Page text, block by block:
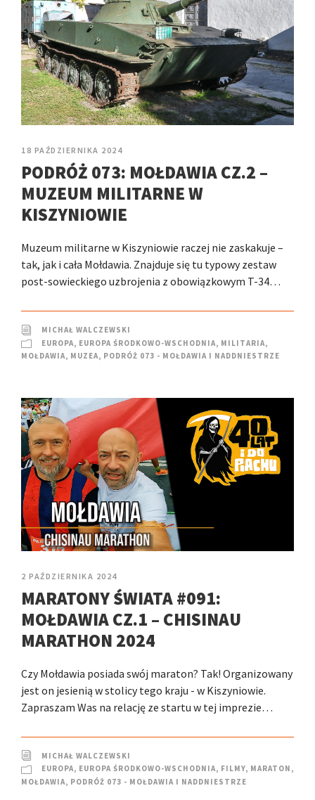
18 PAŹDZIERNIKA 2024
PODRÓŻ 073: MOŁDAWIA CZ.2 –
MUZEUM MILITARNE W
KISZYNIOWIE
Muzeum militarne w Kiszyniowie raczej nie zaskakuje –
tak, jak i cała Mołdawia. Znajduje się tu typowy zestaw
post-sowieckiego uzbrojenia z obowiązkowym T-34…
MICHAŁ WALCZEWSKI
EUROPA, EUROPA ŚRODKOWO-WSCHODNIA, MILITARIA,
MOŁDAWIA, MUZEA, PODRÓŻ 073 - MOŁDAWIA I NADDNIESTRZE
2 PAŹDZIERNIKA 2024
MARATONY ŚWIATA #091:
MOŁDAWIA CZ.1 – CHISINAU
MARATHON 2024
Czy Mołdawia posiada swój maraton? Tak! Organizowany
jest on jesienią w stolicy tego kraju - w Kiszyniowie.
Zapraszam Was na relację ze startu w tej imprezie…
MICHAŁ WALCZEWSKI
EUROPA, EUROPA ŚRODKOWO-WSCHODNIA, FILMY, MARATON ,
MOŁDAWIA, PODRÓŻ 073 - MOŁDAWIA I NADDNIESTRZE